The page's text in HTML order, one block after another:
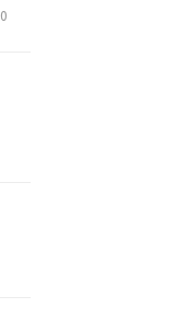
0